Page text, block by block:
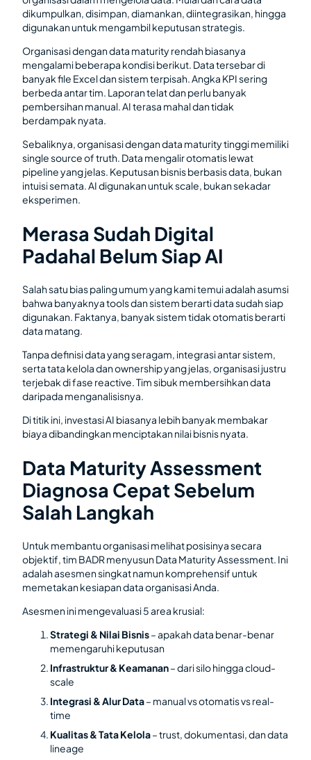
dikumpulkan, disimpan, diamankan, diintegrasikan, hingga
digunakan untuk mengambil keputusan strategis.
Organisasi dengan data maturity rendah biasanya
mengalami beberapa kondisi berikut. Data tersebar di
banyak file Excel dan sistem terpisah. Angka KPI sering
berbeda antar tim. Laporan telat dan perlu banyak
pembersihan manual. AI terasa mahal dan tidak
berdampak nyata.
Sebaliknya, organisasi dengan data maturity tinggi memiliki
single source of truth. Data mengalir otomatis lewat
pipeline yang jelas. Keputusan bisnis berbasis data, bukan
intuisi semata. AI digunakan untuk scale, bukan sekadar
eksperimen.
Merasa Sudah Digital
Padahal Belum Siap AI
Salah satu bias paling umum yang kami temui adalah asumsi
bahwa banyaknya tools dan sistem berarti data sudah siap
digunakan. Faktanya, banyak sistem tidak otomatis berarti
data matang.
Tanpa definisi data yang seragam, integrasi antar sistem,
serta tata kelola dan ownership yang jelas, organisasi justru
terjebak di fase reactive. Tim sibuk membersihkan data
daripada menganalisisnya.
Di titik ini, investasi AI biasanya lebih banyak membakar
biaya dibandingkan menciptakan nilai bisnis nyata.
Data Maturity Assessment
Diagnosa Cepat Sebelum
Salah Langkah
Untuk membantu organisasi melihat posisinya secara
objektif, tim BADR menyusun Data Maturity Assessment. Ini
adalah asesmen singkat namun komprehensif untuk
memetakan kesiapan data organisasi Anda.
Asesmen ini mengevaluasi 5 area krusial:
Strategi & Nilai Bisnis– apakah data benar-benar
memengaruhi keputusan
Infrastruktur & Keamanan– dari silo hingga cloud-
scale
Integrasi & Alur Data– manual vs otomatis vs real-
time
Kualitas & Tata Kelola– trust, dokumentasi, dan data
lineage